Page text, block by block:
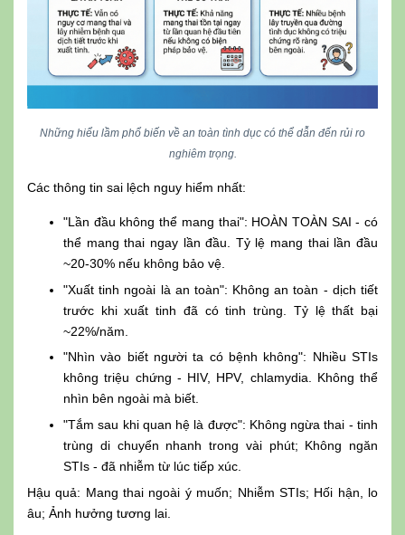
Những hiểu lầm phổ biến về an toàn tình dục có thể dẫn đến rủi ro
nghiêm trọng.
Các thông tin sai lệch nguy hiểm nhất:
"Lần đầu không thể mang thai": HOÀN TOÀN SAI - có
thể mang thai ngay lần đầu. Tỷ lệ mang thai lần đầu
~20-30% nếu không bảo vệ.
"Xuất tinh ngoài là an toàn": Không an toàn - dịch tiết
trước khi xuất tinh đã có tinh trùng. Tỷ lệ thất bại
~22%/năm.
"Nhìn vào biết người ta có bệnh không": Nhiều STIs
không triệu chứng - HIV, HPV, chlamydia. Không thể
nhìn bên ngoài mà biết.
"Tắm sau khi quan hệ là được": Không ngừa thai - tinh
trùng di chuyển nhanh trong vài phút; Không ngăn
STIs - đã nhiễm từ lúc tiếp xúc.
Hậu quả: Mang thai ngoài ý muốn; Nhiễm STIs; Hối hận, lo
âu; Ảnh hưởng tương lai.